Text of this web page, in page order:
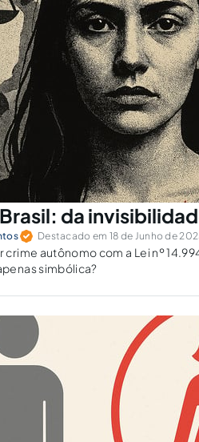
da
Destacado em 18 de Junho de
crime autônomo com a Lei nº
simbólica?